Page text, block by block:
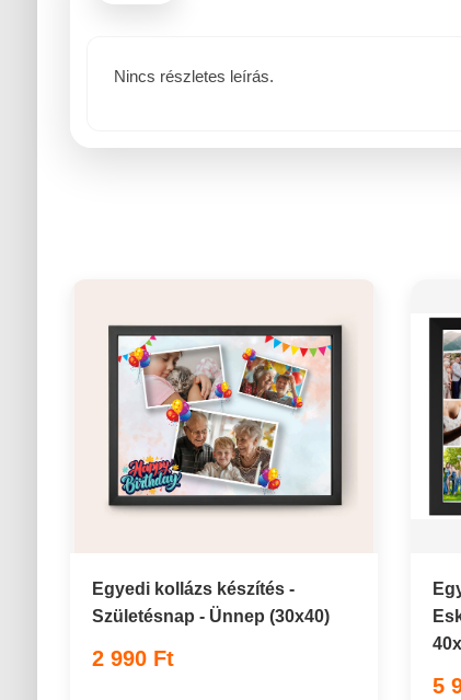
Nincs részletes leírás.
Egyedi kollázs készítés -
Születésnap - Ünnep (30x40)
2 990 Ft
5